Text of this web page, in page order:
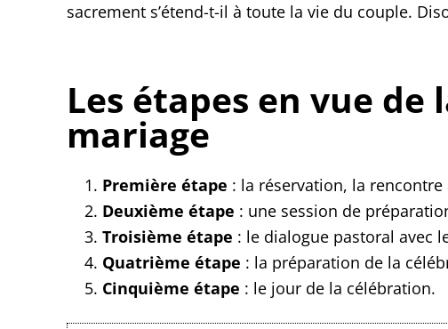
sacrement s’étend-t-il à toute la vie du couple.
Les étapes en vue
mariage
Première étape : la réservation, la rencontre
Deuxième étape : une session de
Troisième étape : le dialogue pastoral avec
Quatrième étape : la préparation de la
Cinquième étape : le jour de la célébration.